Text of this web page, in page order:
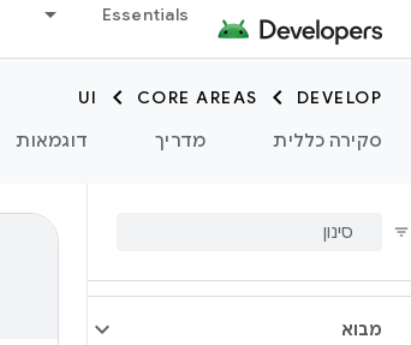
Essentials
DEVELOP
CORE AREAS
UI
סקירה כללית
מדריך דוגמאות
מבוא